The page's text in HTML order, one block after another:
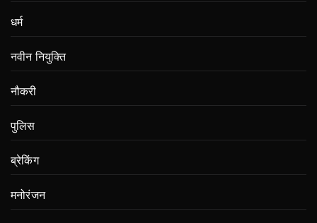
धर्म
नवीन नियुक्ति
नौकरी
पुलिस
ब्रेकिंग
मनोरंजन